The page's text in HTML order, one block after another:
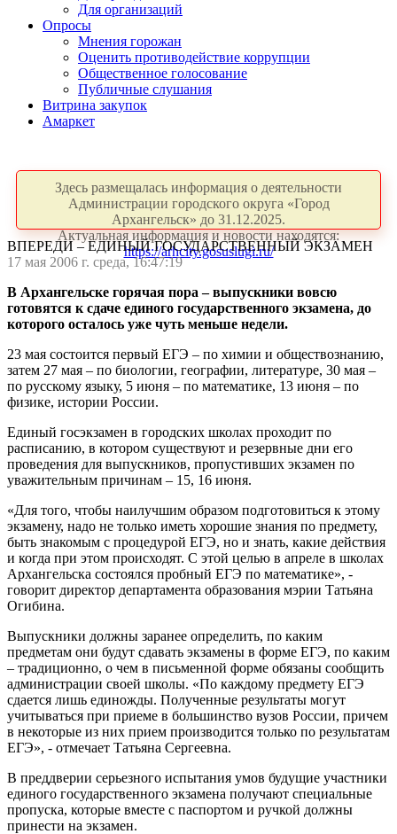
Для организаций
Опросы
Мнения горожан
Оценить противодействие коррупции
Общественное голосование
Публичные слушания
Витрина закупок
Амаркет
Здесь размещалась информация о деятельности
Администрации городского округа «Город
Архангельск» до 31.12.2025.
Актуальная информация и новости находятся:
https://arhcity.gosuslugi.ru/
ВПЕРЕДИ – ЕДИНЫЙ ГОСУДАРСТВЕННЫЙ ЭКЗАМЕН
17 мая 2006 г. среда, 16:47:19
В Архангельске горячая пора – выпускники вовсю
готовятся к сдаче единого государственного экзамена, до
которого осталось уже чуть меньше недели.
23 мая состоится первый ЕГЭ – по химии и обществознанию,
затем 27 мая – по биологии, географии, литературе, 30 мая –
по русскому языку, 5 июня – по математике, 13 июня – по
физике, истории России.
Единый госэкзамен в городских школах проходит по
расписанию, в котором существуют и резервные дни его
проведения для выпускников, пропустивших экзамен по
уважительным причинам – 15, 16 июня.
«Для того, чтобы наилучшим образом подготовиться к этому
экзамену, надо не только иметь хорошие знания по предмету,
быть знакомым с процедурой ЕГЭ, но и знать, какие действия
и когда при этом происходят. С этой целью в апреле в школах
Архангельска состоялся пробный ЕГЭ по математике», -
говорит директор департамента образования мэрии Татьяна
Огибина.
Выпускники должны заранее определить, по каким
предметам они будут сдавать экзамены в форме ЕГЭ, по каким
– традиционно, о чем в письменной форме обязаны сообщить
администрации своей школы. «По каждому предмету ЕГЭ
сдается лишь единожды. Полученные результаты могут
учитываться при приеме в большинство вузов России, причем
в некоторые из них прием производится только по результатам
ЕГЭ», - отмечает Татьяна Сергеевна.
В преддверии серьезного испытания умов будущие участники
единого государственного экзамена получают специальные
пропуска, которые вместе с паспортом и ручкой должны
принести на экзамен.